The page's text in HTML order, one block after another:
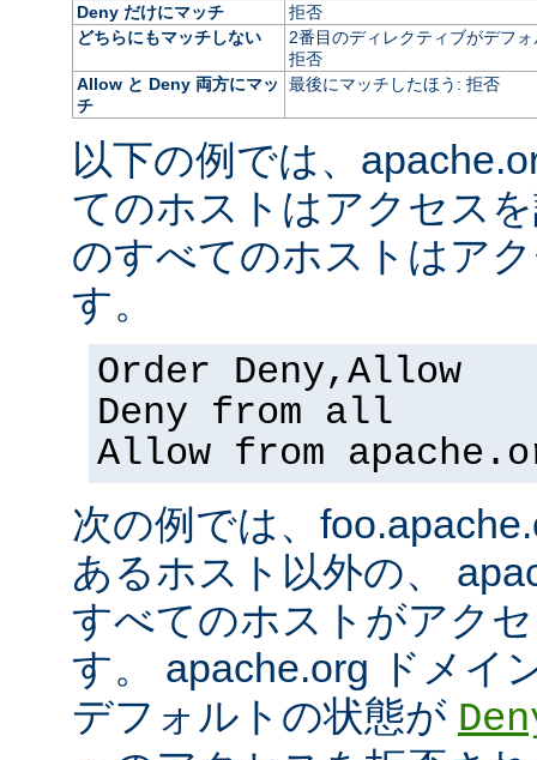
Deny だけにマッチ
拒否
どちらにもマッチしない
2番目のディレクティブがデフ
拒否
Allow と Deny 両方にマッ
チ
最後にマッチしたほう: 拒否
以下の例では、
てのホストはアクセス
のすべてのホストはア
す。
Order Deny,Allow
Deny from all
Allow from
次の例では、
あるホスト以外の、
すべてのホストがアク
す。 apache.org ドメイ
デフォルトの状態が